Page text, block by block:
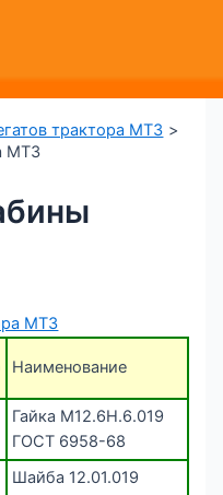
трактора МТЗ
МТЗ
Наименование
Гайка М12.6Н.6.019
ГОСТ 6958-68
Шайба 12.01.019